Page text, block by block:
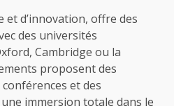
d’innovation, offre des
des universités
Cambridge ou la
proposent des
et des
immersion totale dans le